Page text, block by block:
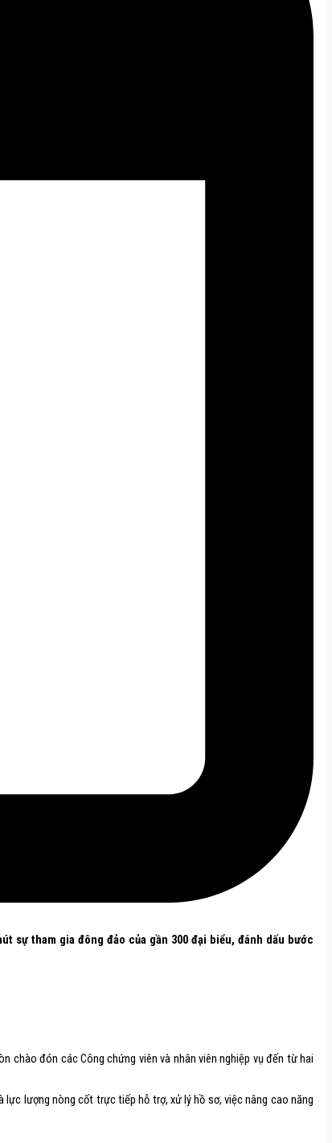
sự tham gia đông đảo của gần 300 đại biểu, đánh dấu bước
chào đón các Công chứng viên và nhân viên nghiệp vụ đến từ hai
lượng nòng cốt trực tiếp hỗ trợ, xử lý hồ sơ, việc nâng cao năng